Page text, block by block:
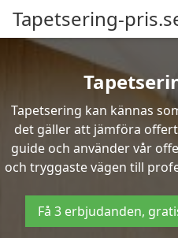
Tapetsering-
Tapetsering kan kännas
det gäller att jämföra
guide och använder vår
och tryggaste vägen till
Få 3 erbjudanden,